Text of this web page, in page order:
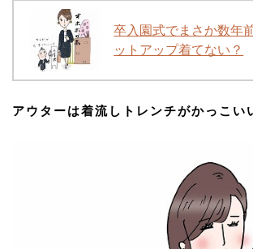
卒入園式でまさか数年
ットアップ着てない？
アウターは着流しトレンチがかっこい